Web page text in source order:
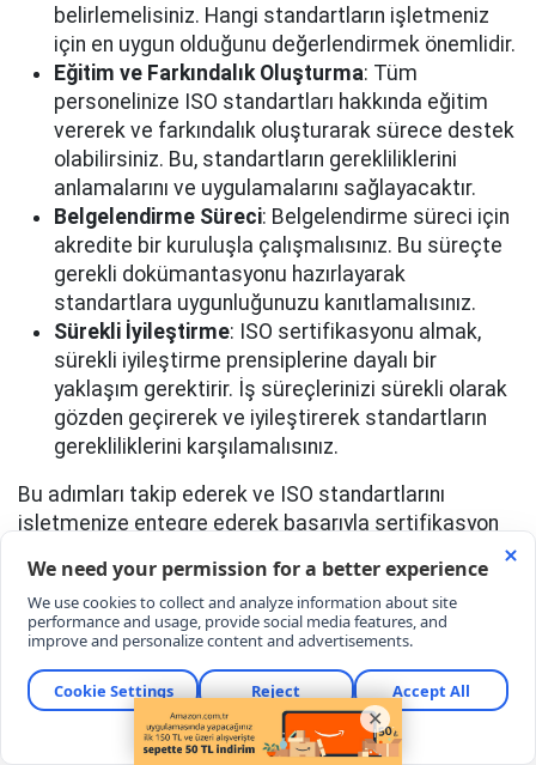
belirlemelisiniz. Hangi standartların işletmeniz
için en uygun olduğunu değerlendirmek önemlidir.
Eğitim ve Farkındalık Oluşturma: Tüm
personelinize ISO standartları hakkında eğitim
vererek ve farkındalık oluşturarak sürece destek
olabilirsiniz. Bu, standartların gerekliliklerini
anlamalarını ve uygulamalarını sağlayacaktır.
Belgelendirme Süreci: Belgelendirme süreci için
akredite bir kuruluşla çalışmalısınız. Bu süreçte
gerekli dokümantasyonu hazırlayarak
standartlara uygunluğunuzu kanıtlamalısınız.
Sürekli İyileştirme: ISO sertifikasyonu almak,
sürekli iyileştirme prensiplerine dayalı bir
yaklaşım gerektirir. İş süreçlerinizi sürekli olarak
gözden geçirerek ve iyileştirerek standartların
gerekliliklerini karşılamalısınız.
Bu adımları takip ederek ve ISO standartlarını
işletmenize entegre ederek başarıyla sertifikasyon
ISO Eğitim Programlarının Önemi ve
Acadezone'un Farkı
ISO eğitim programlarının önemi ve katılımcılara
sağladığı faydaların vurgulanması, katılımcıların